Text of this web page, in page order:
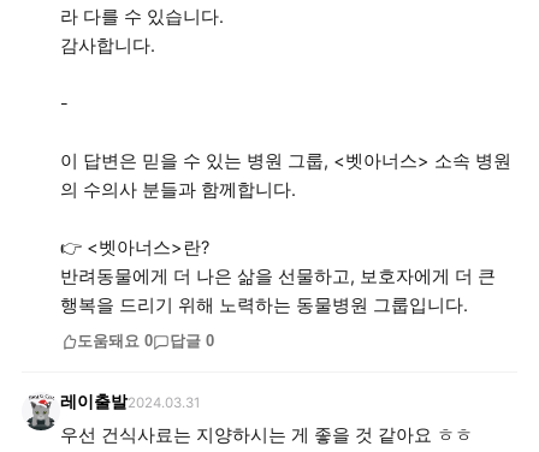
라 다를 수 있습니다.
감사합니다.
-
이 답변은 믿을 수 있는 병원 그룹, <벳아너스> 소속 병원
의 수의사 분들과 함께합니다.
👉 <벳아너스>란?
반려동물에게 더 나은 삶을 선물하고, 보호자에게 더 큰
도움돼요 0 답글 0
레이출발2024.03.31
우선 건식사료는 지양하시는 게 좋을 것 같아요 ㅎㅎ